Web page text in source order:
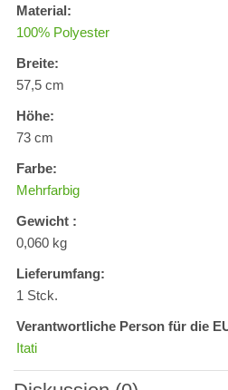
Material:
100% Polyester
Breite:
57,5 cm
Höhe:
73 cm
Farbe:
Mehrfarbig
Gewicht :
0,060 kg
Lieferumfang:
1 Stck.
Verantwortliche Person für die
Itati